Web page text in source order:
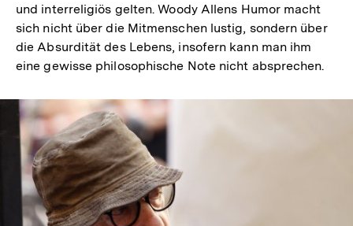
und interreligiös gelten. Woody Allens Humor macht
sich nicht über die Mitmenschen lustig, sondern über
die Absurdität des Lebens, insofern kann man ihm
eine gewisse philosophische Note nicht absprechen.